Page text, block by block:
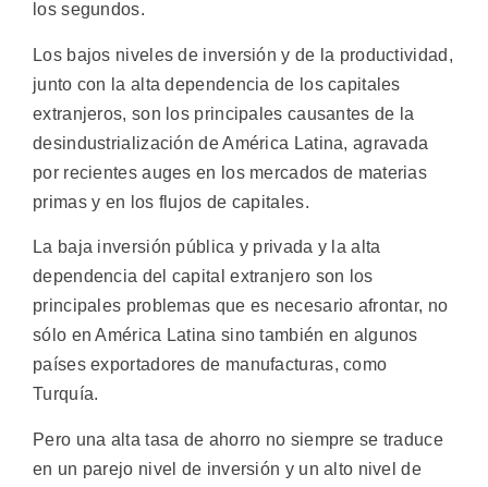
los segundos.
Los bajos niveles de inversión y de la productividad,
junto con la alta dependencia de los capitales
extranjeros, son los principales causantes de la
desindustrialización de América Latina, agravada
por recientes auges en los mercados de materias
primas y en los flujos de capitales.
La baja inversión pública y privada y la alta
dependencia del capital extranjero son los
principales problemas que es necesario afrontar, no
sólo en América Latina sino también en algunos
países exportadores de manufacturas, como
Turquía.
Pero una alta tasa de ahorro no siempre se traduce
en un parejo nivel de inversión y un alto nivel de